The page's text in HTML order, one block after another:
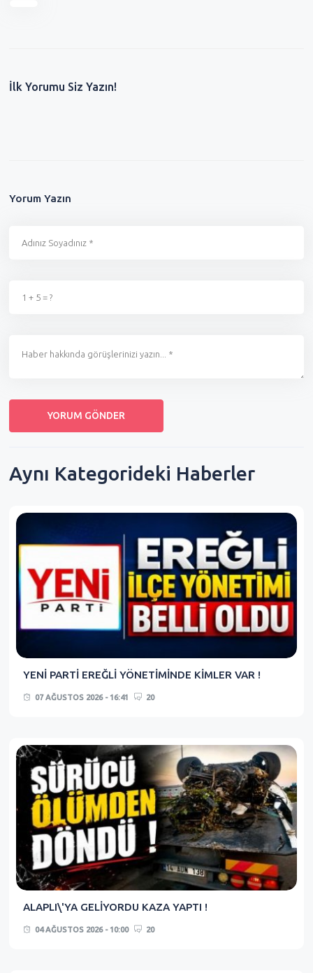
İlk Yorumu Siz Yazın!
Yorum Yazın
Aynı Kategorideki Haberler
YENİ PARTİ EREĞLİ YÖNETİMİNDE KİMLER VAR !
07 AĞUSTOS 2026 - 16:41 20
ALAPLI\'YA GELİYORDU KAZA YAPTI !
04 AĞUSTOS 2026 - 10:00 20